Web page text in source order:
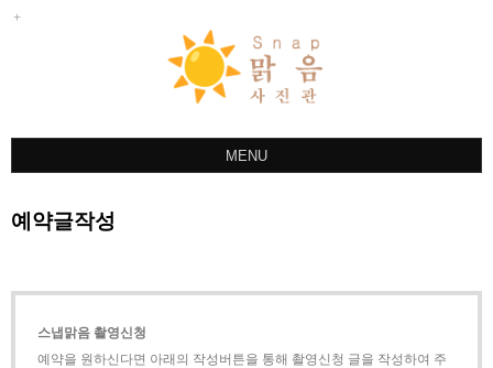
MENU
스냅
예약글작성
스냅맑음 촬영신청
예약을 원하신다면 아래의 작성버튼을 통해 촬영신청 글을 작성하여 주